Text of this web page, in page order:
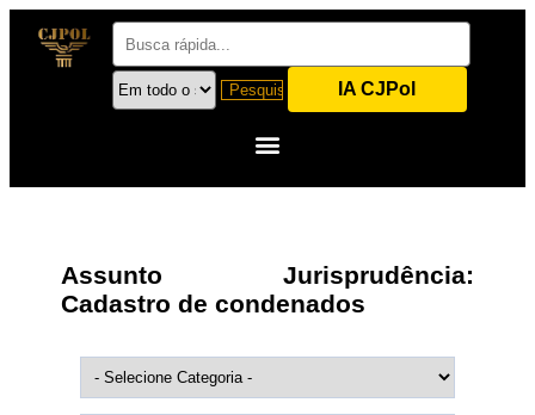
IA CJPol
Assunto Jurisprudência:
Cadastro de condenados